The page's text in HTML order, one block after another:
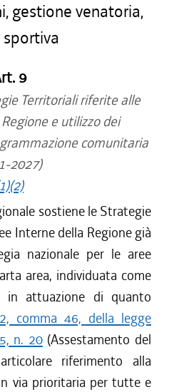
gestione venatoria,
9
Territoriali riferite alle
e utilizzo dei
comunitaria
2027)
(2)
sostiene le Strategie
Interne della Regione già
nazionale per le aree
area, individuata come
in attuazione di quanto
comma 46, della legge
n. 20(Assestamento del
riferimento alla
via prioritaria per tutte e